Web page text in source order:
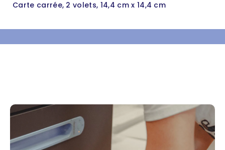
Carte carrée, 2 volets, 14,4 cm x 14,4 cm